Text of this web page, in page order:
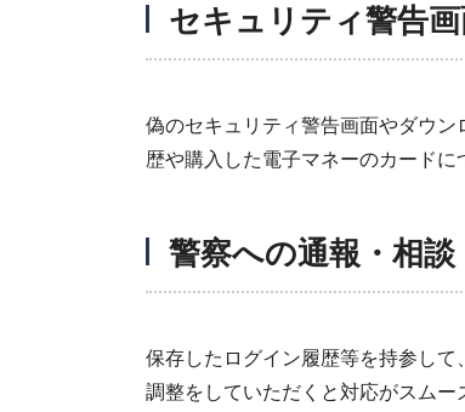
セキュリティ警告
偽のセキュリティ警告画面やダウ
歴や購入した電子マネーのカードに
警察への通報・相談
保存したログイン履歴等を持参し
調整をしていただくと対応がスムー